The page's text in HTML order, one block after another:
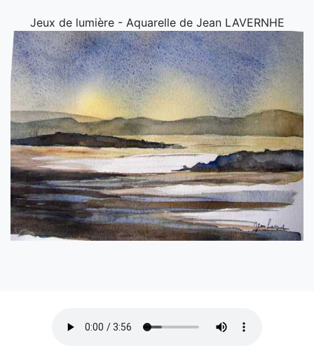
Jeux de lumière - Aquarelle de Jean LAVERNHE